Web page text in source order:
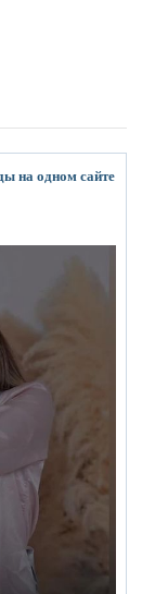
на одном сайте